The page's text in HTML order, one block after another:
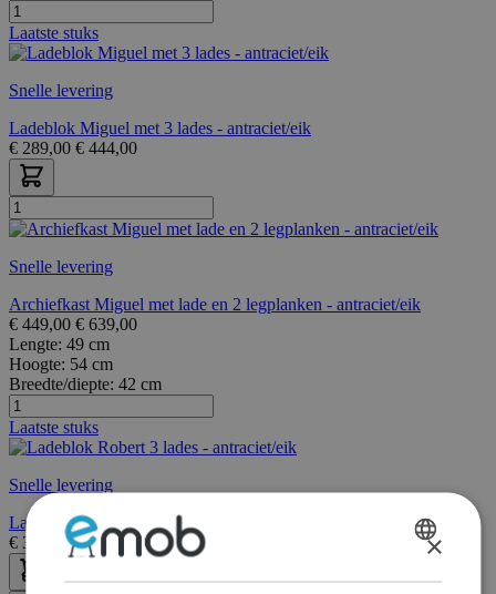
Laatste stuks
Snelle levering
Ladeblok Miguel met 3 lades - antraciet/eik
€ 289,00 € 444,00
Snelle levering
Archiefkast Miguel met lade en 2 legplanken - antraciet/eik
€ 449,00 € 639,00
Lengte: 49 cm
Hoogte: 54 cm
Breedte/diepte: 42 cm
Laatste stuks
Snelle levering
Ladeblok Robert 3 lades - antraciet/eik
€ 369,00 €401,00 ×